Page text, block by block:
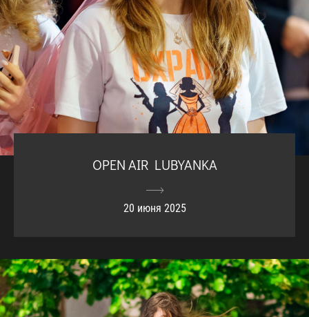
OPEN AIR LUBYANKA
20 июня 2025